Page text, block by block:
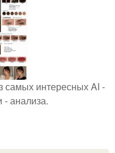
самых интересных AI -
- анализа.